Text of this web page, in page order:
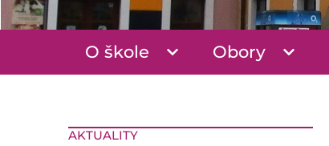
O škole Obory
AKTUALITY